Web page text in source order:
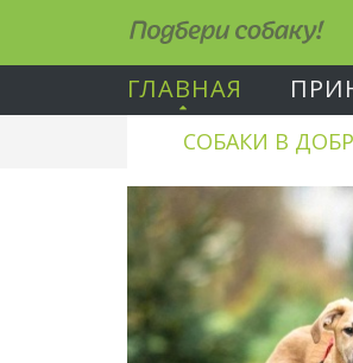
Подбери собаку!
ГЛАВНАЯ
СОБАКИ В